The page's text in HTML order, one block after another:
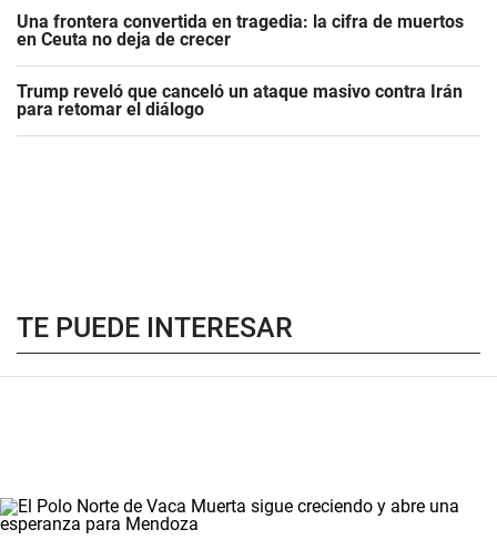
Una frontera convertida en tragedia: la cifra de muertos
en Ceuta no deja de crecer
Trump reveló que canceló un ataque masivo contra Irán
para retomar el diálogo
TE PUEDE INTERESAR